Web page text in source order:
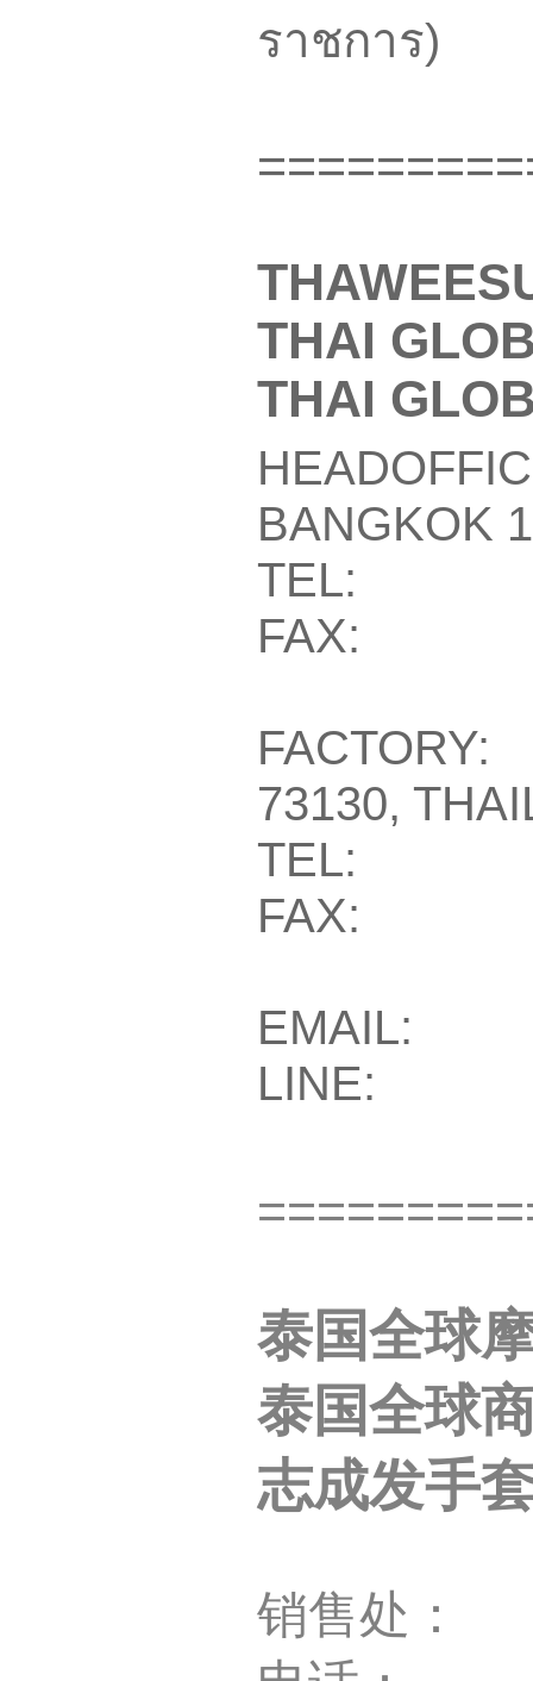
ราชการ)
THAI
THAI
BANGKOK
TEL:
FAX:
FACTORY:
73130,
TEL:
FAX:
EMAIL:
LINE:
泰国全球
泰国全球
志成发手
销售处：